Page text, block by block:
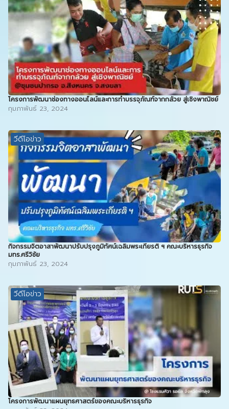
โครงการพัฒนาช่องทางออนไลน์และการทำบรรจุภัณฑ์จากกล้วย สู่เชิงพาณิชย์
กุมภาพันธ์ 23, 2024
วีดีโอข่าว
กิจกรรมจิตอาสาพัฒนาปรับปรุงภูมิทัศน์เฉลิมพระเกียรติ ฯ คณะบริหารธุรกิจ
มทร.ศรีวิชัย
กุมภาพันธ์ 23, 2024
วีดีโอข่าว
โครงการพัฒนาแผนยุทธศาสตร์ของคณะบริหารธุรกิจ